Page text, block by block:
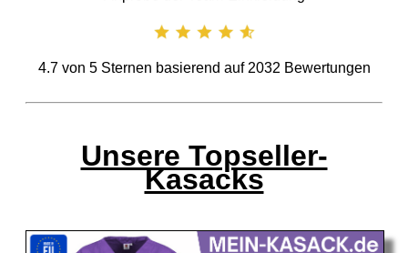
4.7von 5Sternen basierend auf 2032 Bewertungen
Unsere Topseller-
Kasacks